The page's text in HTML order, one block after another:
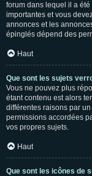
forum dans lequel il a
importantes et vous
annonces et les
épinglés dépend des
Haut
Que sont les sujets
Vous ne pouvez plus
étant contenu est alors
différentes raisons par
permissions accordées
vos propres sujets.
Haut
Que sont les icônes de